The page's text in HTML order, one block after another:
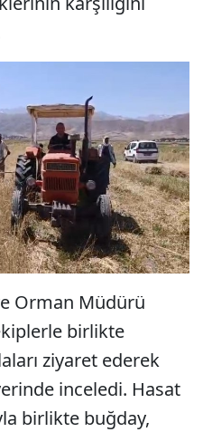
Orman Müdürü
birlikte
ziyaret ederek
inceledi. Hasat
birlikte buğday,